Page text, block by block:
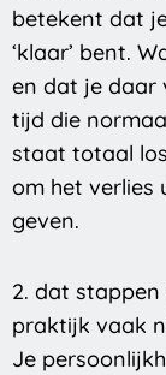
betekent dat
‘klaar’ bent.
en dat je daar
tijd die
staat totaal
om het verlies
geven.
2. dat
praktijk vaak
Je